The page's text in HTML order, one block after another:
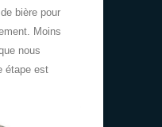
bière pour
Moins
nous
étape est